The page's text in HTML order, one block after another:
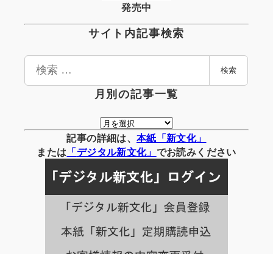
発売中
サイト内記事検索
検
検索
月別の記事一覧
月
別
の
事
一
覧
記事の詳細は、 本紙「新文化」
または 「デジタル新文化」 でお読みください